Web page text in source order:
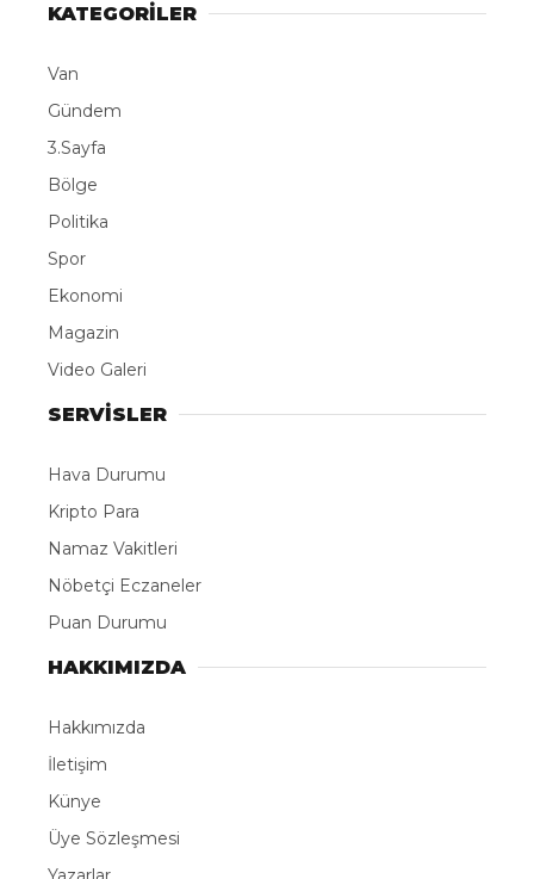
KATEGORİLER
Van
Gündem
3.Sayfa
Bölge
Politika
Spor
Ekonomi
Magazin
Video Galeri
SERVİSLER
Hava Durumu
Kripto Para
Namaz Vakitleri
Nöbetçi Eczaneler
Puan Durumu
HAKKIMIZDA
Hakkımızda
İletişim
Künye
Üye Sözleşmesi